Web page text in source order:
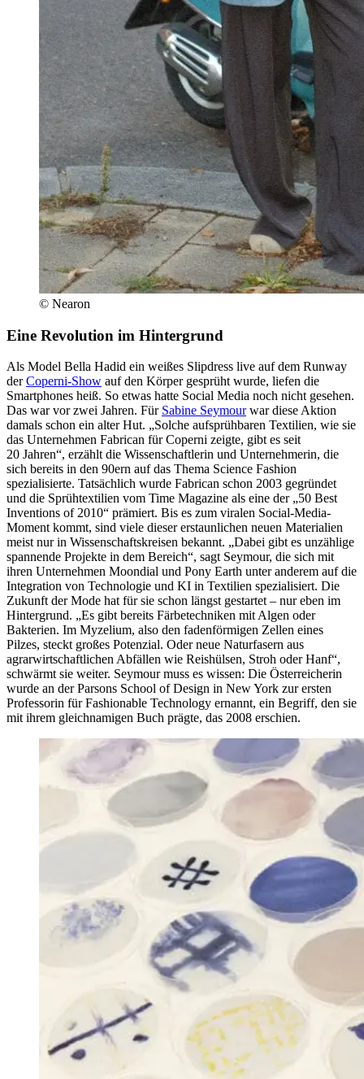
© Nearon
Eine Revolution im Hintergrund
Als Model Bella Hadid ein weißes Slipdress live auf dem Runway
derCoperni-Show auf den Körper gesprüht wurde, liefen die
Smartphones heiß. So etwas hatte Social Media noch nicht gesehen.
Das war vor zwei Jahren. Für Sabine Seymourwar diese Aktion
damals schon ein alter Hut. „Solche aufsprühbaren Textilien, wie sie
das Unternehmen Fabrican für Coperni zeigte, gibt es seit
20 Jahren“, erzählt die Wissenschaftlerin und Unternehmerin, die
sich bereits in den 90ern auf das Thema Science Fashion
spezialisierte. Tatsächlich wurde Fabrican schon 2003 gegründet
und die Sprühtextilien vom Time Magazine als eine der „50 Best
Inventions of 2010“ prämiert. Bis es zum viralen Social-Media-
Moment kommt, sind viele dieser erstaunlichen neuen Materialien
meist nur in Wissenschaftskreisen bekannt. „Dabei gibt es unzählige
spannende Projekte in dem Bereich“, sagt Seymour, die sich mit
ihren Unternehmen Moondial und Pony Earth unter anderem auf die
Integration von Technologie und KI in Textilien spezialisiert. Die
Zukunft der Mode hat für sie schon längst gestartet – nur eben im
Hintergrund. „Es gibt bereits Färbetechniken mit Algen oder
Bakterien. Im Myzelium, also den fadenförmigen Zellen eines
Pilzes, steckt großes Potenzial. Oder neue Naturfasern aus
agrarwirtschaftlichen Abfällen wie Reishülsen, Stroh oder Hanf“,
schwärmt sie weiter. Seymour muss es wissen: Die Österreicherin
wurde an der Parsons School of Design in New York zur ersten
Professorin für Fashionable Technology ernannt, ein Begriff, den sie
mit ihrem gleichnamigen Buch prägte, das 2008 erschien.